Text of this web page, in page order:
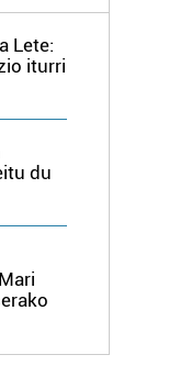
Lete:
iturri
du